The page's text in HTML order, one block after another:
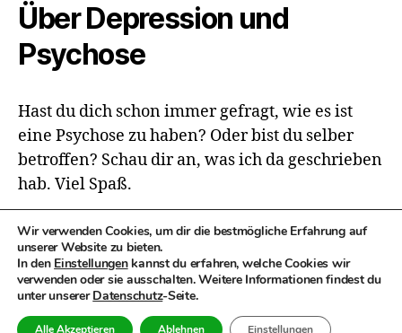
Über Depression und
Psychose
Hast du dich schon immer gefragt, wie es ist
eine Psychose zu haben? Oder bist du selber
betroffen? Schau dir an, was ich da geschrieben
hab. Viel Spaß.
© 2026Talfahrt bergauf
Datenschutz­erklärung
Nach oben↑
Wir verwenden Cookies, um dir die bestmögliche Erfahrung auf
unserer Website zu bieten.
In den Einstellungenkannst du erfahren, welche Cookies wir
verwenden oder sie ausschalten. Weitere Informationen findest du
unter unsererDatenschutz-Seite.
Alle Akzeptieren Ablehnen Einstellungen